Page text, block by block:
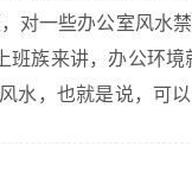
对一些办公室风水
班族来讲，办公环境
水，也就是说，可以